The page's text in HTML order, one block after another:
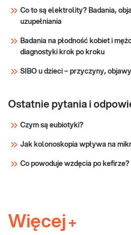
Co to są elektrolity? Badania,
uzupełniania
Badania na płodność kobiet i
diagnostyki krok po kroku
SIBO u dzieci – przyczyny,
Ostatnie pytania i
Czym są eubiotyki?
Jak kolonoskopia wpływa na
Co powoduje wzdęcia po kefirze?
Więcej +